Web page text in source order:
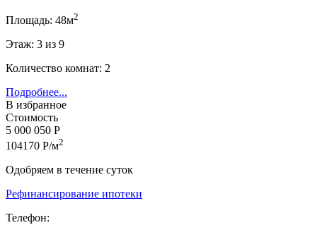
Площадь: 48м2
Этаж: 3 из 9
Количество комнат: 2
Подробнее...
В избранное
Стоимость
5 000 050 Р
104170 Р/м2
Одобряем в течение суток
Рефинансирование ипотеки
Телефон: